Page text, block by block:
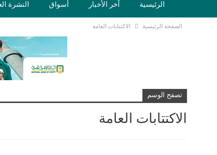
الرئيسية آخر الأخبار أسواق النشرة
تكنولوجيا وسيارات
الصفحة الرئيسية الاكتتابات العامة
تصفح الوسم
الاكتتابات العامة